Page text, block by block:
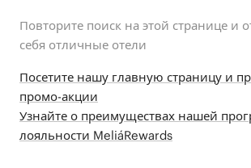
Повторите поиск на этой странице и
себя отличные отели
Посетите нашу главную страницу и
промо-акции
Узнайте о преимуществах нашей
лояльности MeliáRewards